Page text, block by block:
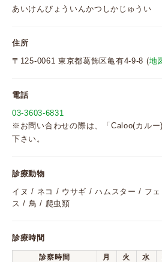
あいけんびょういんかつしかじゅうい
住所
〒125-0061 東京都葛飾区亀有4-9-8 (地
電話
03-3603-6831
※お問い合わせの際は、「Caloo(カルー
下さい。
診療動物
イヌ / ネコ / ウサギ / ハムスター / フ
ス / 鳥 / 爬虫類
診療時間
診察時間 月 火 水